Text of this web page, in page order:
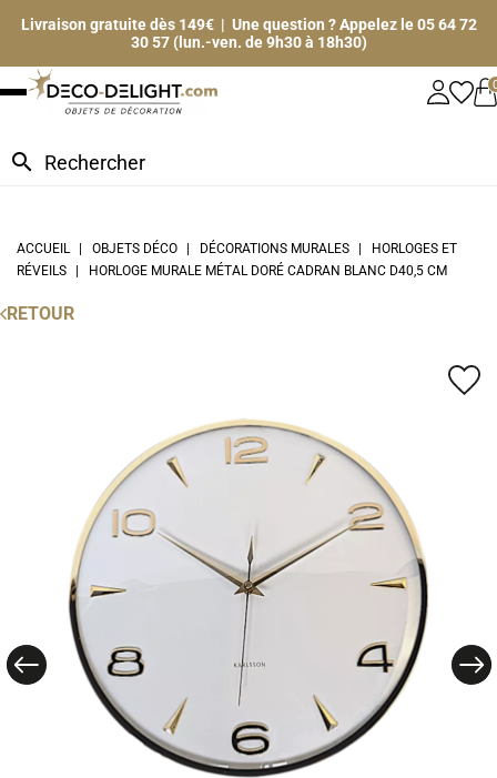
Livraison gratuite dès 149€ | Une question ? Appelez le 05 64 72
30 57 (lun.-ven. de 9h30 à 18h30)
search
ACCUEIL OBJETS DÉCO DÉCORATIONS MURALES
HORLOGES ET
RÉVEILS
HORLOGE MURALE MÉTAL DORÉ CADRAN BLANC D40,5 CM
RETOUR
favorite_border